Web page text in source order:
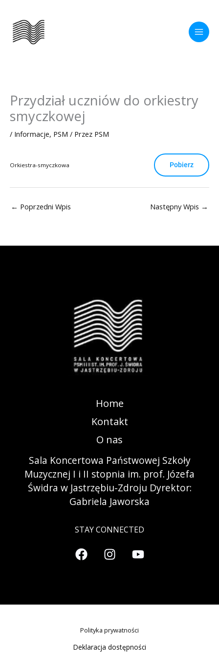
treści
Przydział uczniów do orkiestry
smyczkowej
/ Informacje, PSM / Przez PSM
Orkiestra-smyczkowa Pobierz
← Poprzedni Wpis Następny Wpis →
Home
Kontakt
O nas
Sala Koncertowa Państwowej Szkoły
Muzycznej I i II stopnia im. prof. Józefa
Świdra w Jastrzębiu-Zdroju Dyrektor:
Gabriela Jaworska
STAY CONNECTED
Polityka prywatności
Deklaracja dostępności